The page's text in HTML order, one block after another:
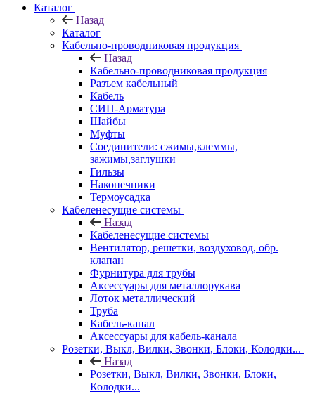
Каталог
Назад
Каталог
Кабельно-проводниковая продукция
Назад
Кабельно-проводниковая продукция
Разъем кабельный
Кабель
СИП-Арматура
Шайбы
Муфты
Соединители: сжимы,клеммы,
зажимы,заглушки
Гильзы
Наконечники
Термоусадка
Кабеленесущие системы
Назад
Кабеленесущие системы
Вентилятор, решетки, воздуховод, обр.
клапан
Фурнитура для трубы
Аксессуары для металлорукава
Лоток металлический
Труба
Кабель-канал
Аксессуары для кабель-канала
Розетки, Выкл, Вилки, Звонки, Блоки, Колодки...
Назад
Розетки, Выкл, Вилки, Звонки, Блоки,
Колодки...